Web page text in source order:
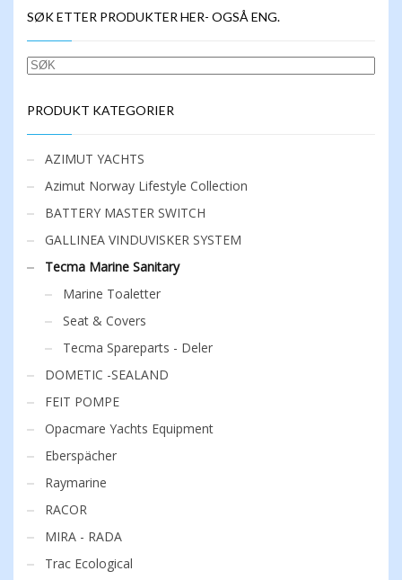
SØK ETTER PRODUKTER HER- OGSÅ ENG.
SØK
PRODUKT KATEGORIER
AZIMUT YACHTS
Azimut Norway Lifestyle Collection
BATTERY MASTER SWITCH
GALLINEA VINDUVISKER SYSTEM
Tecma Marine Sanitary
Marine Toaletter
Seat & Covers
Tecma Spareparts - Deler
DOMETIC -SEALAND
FEIT POMPE
Opacmare Yachts Equipment
Eberspächer
Raymarine
RACOR
MIRA - RADA
Trac Ecological